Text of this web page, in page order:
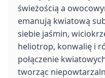
świeżością a
emanują kwiatową
siebie jaśmin,
heliotrop, konwalię i
połączenie
tworząc